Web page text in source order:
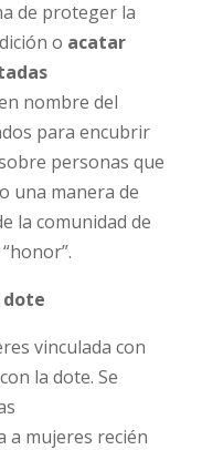
de proteger la
o acatar
nombre del
para encubrir
personas que
una manera de
la comunidad de
dote
vinculada con
la dote. Se
a mujeres recién